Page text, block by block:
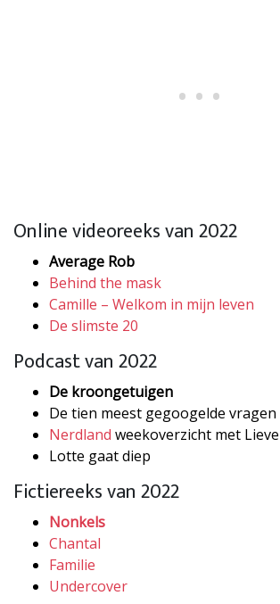
Online videoreeks van 2022
Average Rob
Behind the mask
Camille – Welkom in mijn leven
De slimste 20
Podcast van 2022
De kroongetuigen
De tien meest gegoogelde vragen
Nerdland weekoverzicht met
Lotte gaat diep
Fictiereeks van 2022
Nonkels
Chantal
Familie
Undercover